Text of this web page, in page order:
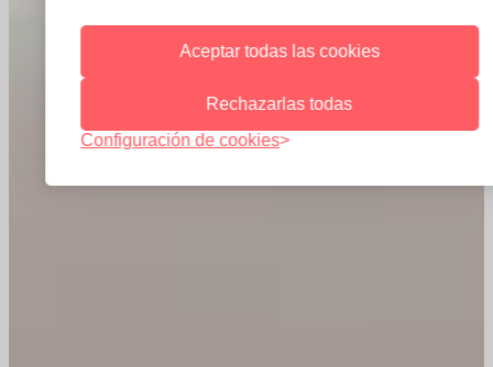
Aceptar todas las cookies
Rechazarlas todas
Configuración de cookies